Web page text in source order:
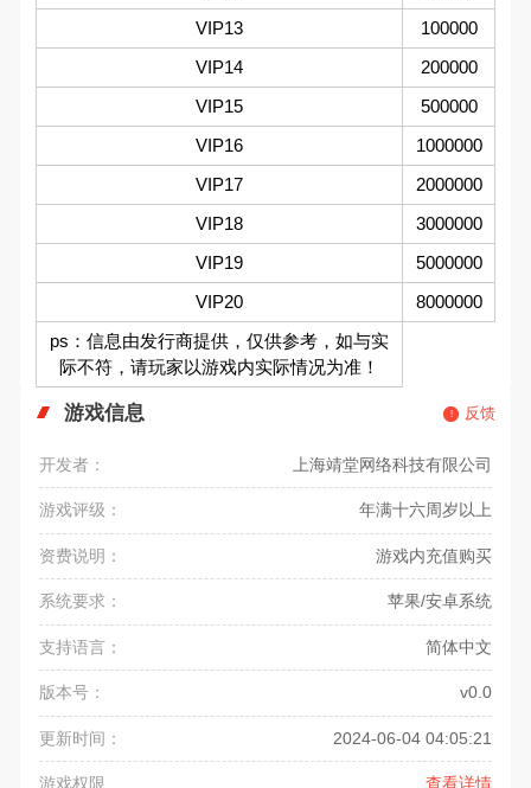
VIP13
100000
VIP14
200000
VIP15
500000
VIP16
1000000
VIP17
2000000
VIP18
3000000
VIP19
5000000
VIP20
8000000
ps：信息由发行商提供，仅供参考，如与实
际不符，请玩家以游戏内实际情况为准！
游戏信息 反馈
开发者： 上海靖堂网络科技有限公司
游戏评级： 年满十六周岁以上
资费说明： 游戏内充值购买
系统要求： 苹果/安卓系统
支持语言： 简体中文
版本号： v0.0
更新时间： 2024-06-04 04:05:21
游戏权限 查看详情